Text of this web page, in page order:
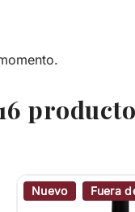
Nuevo Fuera